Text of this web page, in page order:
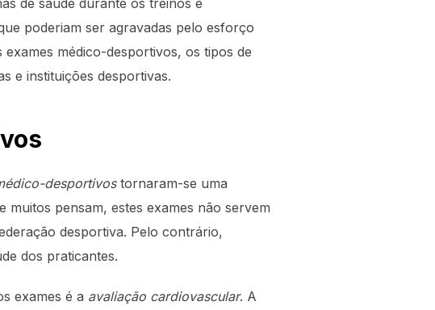
de saúde durante os treinos e
poderiam ser agravadas pelo esforço
médico-desportivos, os tipos de
e instituições desportivas.
desportivostornaram-se uma
pensam, estes exames não servem
desportiva. Pelo contrário,
dos praticantes.
exames é a avaliação cardiovascular. A